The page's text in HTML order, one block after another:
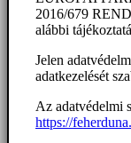
2016/679
alábbi
Jelen
adatkezelését
Az adatvédelmi
https://